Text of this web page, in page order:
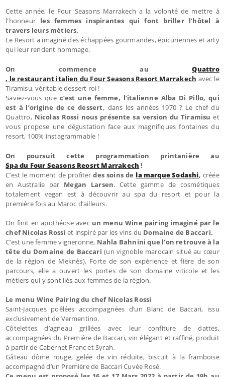
Cette année, le Four Seasons Marrakech a la volonté de mettre à
l'honneurles femmes inspirantes qui font briller l’hôtel à
travers leurs métiers.
Le Resort a imaginé des échappées gourmandes, épicuriennes et arty
qui leur rendent hommage.
On commence auQuattro
, le restaurant italien du Four Seasons Resort Marrakech avec le
Tiramisu, véritable dessert roi !
Saviez-vous que c’est une femme, l’italienne Alba Di Pillo, qui
est à l’origine de ce dessert, dans les années 1970 ? Le chef du
Quattro, Nicolas Rossi nous présente sa version du Tiramisu et
vous propose une dégustation face aux magnifiques fontaines du
resort, 100% instagrammable !
On poursuit cette programmation printanière au
Spa du Four Seasons Reosrt Marrakech !
C’est le moment de profiterdes soins dela marque Sodashi, créée
en Australie par Megan Larsen. Cette gamme de cosmétiques
totalement vegan est à découvrir au spa du resort et pour la
première fois au Maroc d’ailleurs.
On finit en apothéose avecun menu Wine pairing imaginé par le
chef Nicolas Rossi et inspiré par les vins du Domaine de Baccari.
C’est une femme vigneronne, Nahla Bahnini que l’on retrouve à la
tête du Domaine de Baccari (un vignoble marocain situé au cœur
de la région de Meknès). Forte de son expérience et fière de son
parcours, elle a ouvert les portes de son domaine viticole et les
métiers qui y sont liés aux femmes de la région.
Le menu Wine Pairing du chef Nicolas Rossi
Saint-Jacques poêlées accompagnées d’un Blanc de Baccari, issu
exclusivement de Vermentino.
Côtelettes d’agneau grillées avec leur confiture de dattes,
accompagnées du Première de Baccari, vin élégant et raffiné, produit
à partir de Cabernet Franc et Syrah.
Gâteau dôme rouge, gelée de vin réduite, biscuit à la framboise
accompagné d’un Première de Baccari Cuvée Rosé.